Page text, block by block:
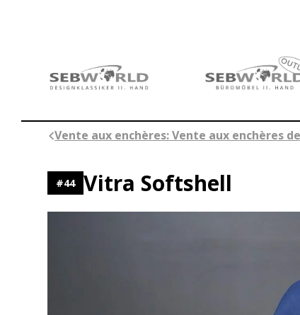
Vente aux enchères: Vente aux enchères
#44 Vitra Softshell